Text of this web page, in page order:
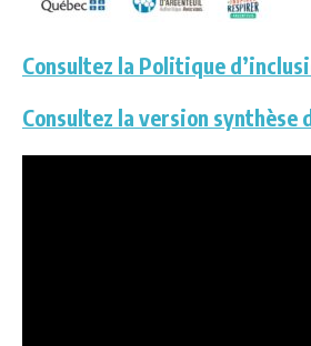
Consultez la Politique
Consultez la version synthèse